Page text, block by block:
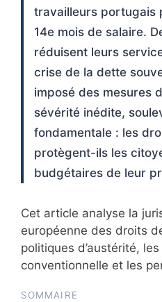
travailleurs portugais
14e mois de salaire.
réduisent leurs
crise de la dette
imposé des mesures
sévérité inédite,
fondamentale : les
protègent-ils les
budgétaires de leur
Cet article analyse la
européenne des droits
politiques d’austérité,
conventionnelle et les
SOMMAIRE